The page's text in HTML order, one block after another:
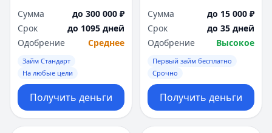
Сумма
до 300 000 ₽
Срок
до 1095 дней
Одобрение
Среднее
Займ Стандарт
На любые цели
Получить деньги
Сумма
до 15 000 ₽
Срок
до 35 дней
Одобрение
Высокое
Первый займ бесплатно
Срочно
Получить деньги